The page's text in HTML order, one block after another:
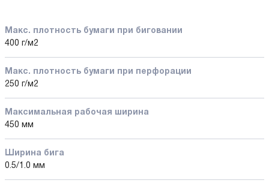
Макс. плотность бумаги при биговании
400 г/м2
Макс. плотность бумаги при перфорации
250 г/м2
Максимальная рабочая ширина
450 мм
Ширина бига
0.5/1.0 мм